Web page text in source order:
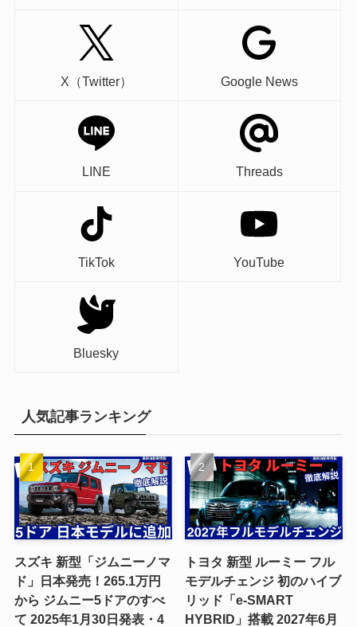
X（Twitter） Google News
LINE Threads
TikTok YouTube
Bluesky
人気記事ランキング
スズキ 新型「ジムニーノマ
ド」日本発売！265.1万円
から ジムニー5ドアのすべ
て 2025年1月30日発表・4
トヨタ 新型 ルーミー フル
モデルチェンジ 初のハイブ
リッド「e-SMART
HYBRID」搭載 2027年6月